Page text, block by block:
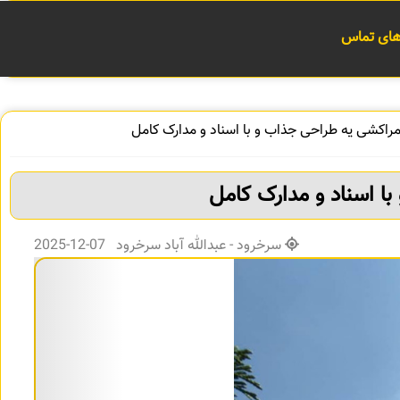
های تماس
مراکشی یه طراحی جذاب و با اسناد و مدارک کامل
اسناد و مدارک کامل
سرخرود - عبدالله آباد سرخرود 07-12-2025